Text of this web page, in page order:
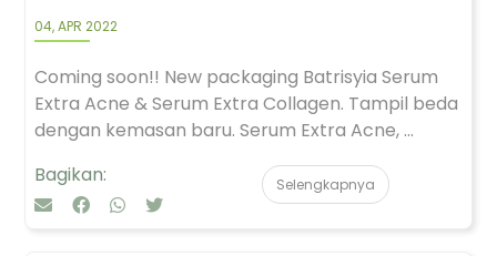
04, APR 2022
Coming soon!! New packaging Batrisyia Serum
Extra Acne & Serum Extra Collagen. Tampil beda
dengan kemasan baru. Serum Extra Acne, ...
Bagikan:
Selengkapnya